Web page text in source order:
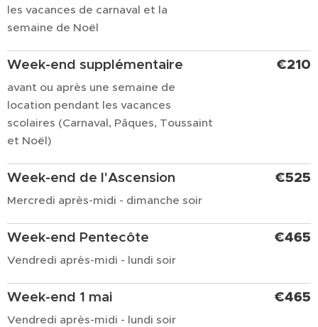
les vacances de carnaval et la
semaine de Noël
Week-end supplémentaire
avant ou après une semaine de
location pendant les vacances
scolaires (Carnaval, Pâques, Toussaint
et Noël)
€210
Week-end de l'Ascension
Mercredi après-midi - dimanche soir
€525
Week-end Pentecôte
Vendredi après-midi - lundi soir
€465
Week-end 1 mai
Vendredi après-midi - lundi soir
€465